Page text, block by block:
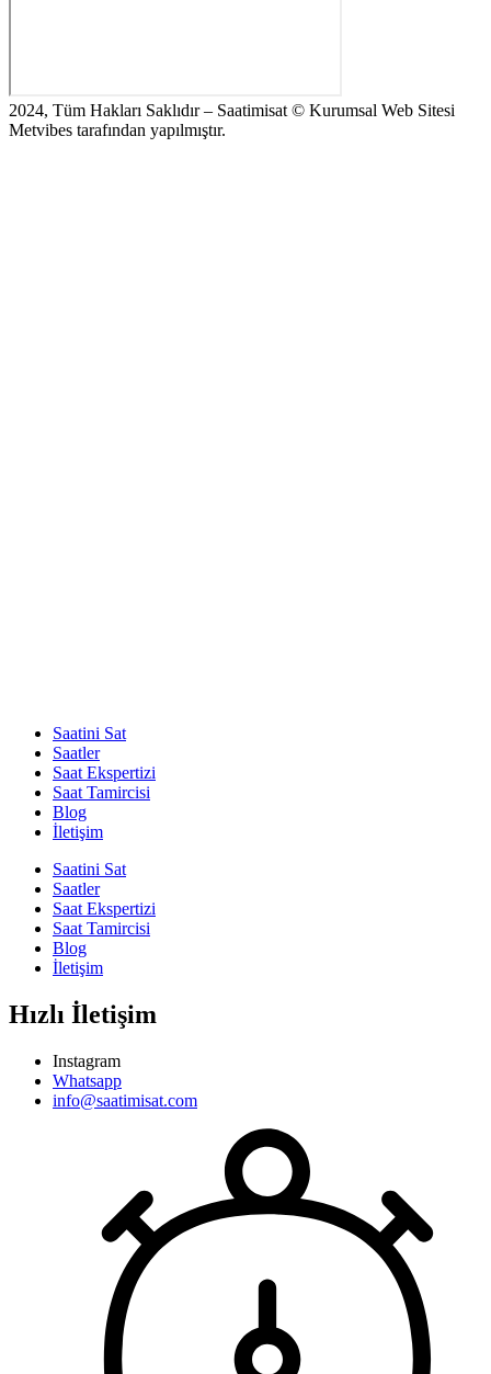
2024, Tüm Hakları Saklıdır – Saatimisat © Kurumsal Web Sitesi
Metvibes tarafından yapılmıştır.
Saatini Sat
Saatler
Saat Ekspertizi
Saat Tamircisi
Blog
İletişim
Saatini Sat
Saatler
Saat Ekspertizi
Saat Tamircisi
Blog
İletişim
Hızlı İletişim
Instagram
Whatsapp
info@saatimisat.com